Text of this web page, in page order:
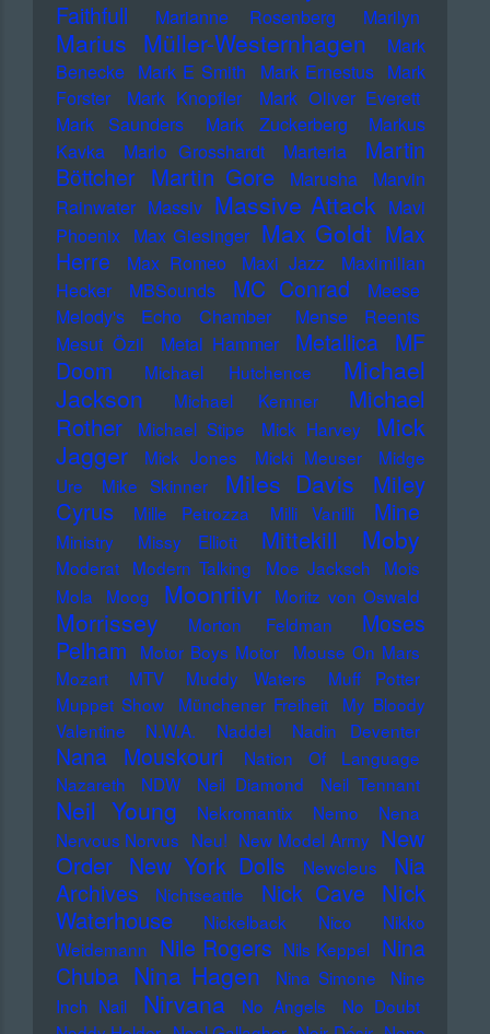
Faithfull
Marianne Rosenberg Marilyn
Marius Müller-Westernhagen
Mark
Benecke Mark E Smith Mark Ernestus Mark
Forster
Mark Knopfler
Mark Oliver Everett
Mark Saunders
Mark Zuckerberg
Markus
Kavka
Marlo Grosshardt Marteria
Martin
Böttcher Martin Gore Marusha
Marvin
Rainwater Massiv Massive Attack Mavi
Phoenix Max Giesinger Max Goldt Max
Herre
Max Romeo Maxi Jazz
Maximilian
Hecker
MBSounds MC Conrad
Meese
Melody's Echo Chamber
Mense Reents
Mesut Özil
Metal Hammer Metallica MF
Doom
Michael Hutchence
Michael
Jackson
Michael Kemner
Michael
Rother
Michael Stipe Mick Harvey
Mick
Jagger
Mick Jones Micki Meuser
Midge
Ure
Mike Skinner Miles Davis
Miley
Cyrus
Mille Petrozza Milli Vanilli Mine
Ministry Missy Elliott Mittekill Moby
Moderat Modern Talking Moe Jacksch
Mois
Mola
Moog Moonriivr Moritz von Oswald
Morrissey Morton Feldman
Moses
Pelham
Motor Boys Motor
Mouse On Mars
Mozart
MTV Muddy Waters
Muff Potter
Muppet Show
Münchener Freiheit
My Bloody
Valentine
N.W.A. Naddel Nadin Deventer
Nana Mouskouri
Nation Of Language
Nazareth
NDW Neil Diamond Neil Tennant
Neil Young Nekromantix Nemo
Nena
Nervous Norvus Neu! New Model Army New
Order New York Dolls Newcleus
Nia
Archives
Nichtseattle Nick Cave
Nick
Waterhouse
Nickelback Nico
Nikko
Weidemann Nile Rogers Nils Keppel Nina
Chuba Nina Hagen Nina Simone
Nine
Inch Nail
Nirvana No Angels
No Doubt